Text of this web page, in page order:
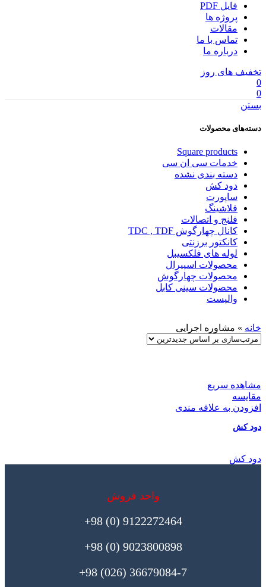
فایل PDF
پروژه ها
مقالات
تماس با ما
درباره ما
تخفیف های روز
0
0
بستن
دسته‌های محصولات
Square products
خدمات سی ان سی
دسته بندی نشده
دود کش
ساپورت
فلاشینگ
فلنج و اتصالات
کانال چهارگوش TDC , TDF
کانکتور برزنتی
لوله های فلکسیبل
محصولات اسپیرال
محصولات چهارگوش
محصولات سینی کابل
والپست
خانه » مشاوره اجرایی
مشاهده سریع
مقایسه
افزودن به علاقه مندی
دود کش
دود کش
واحد فروش
9122272464 (0) 98+
9023800898 (0) 98+
36679084-7 (026) 98+